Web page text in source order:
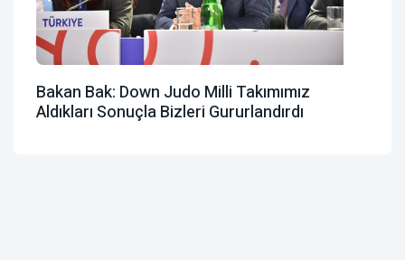
Bakan Bak: Down Judo Milli Takımımız
Aldıkları Sonuçla Bizleri Gururlandırdı